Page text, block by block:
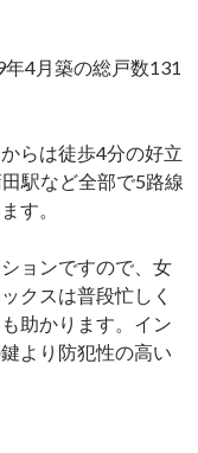
4月築の総戸数131
らは徒歩4分の好立
駅など全部で5路線
す。
ョンですので、女
クスは普段忙しく
助かります。イン
より防犯性の高い